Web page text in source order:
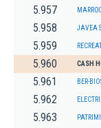
5.957
5.958 JAVEA
5.959
5.960 CASH
5.961 BER-
5.962
5.963